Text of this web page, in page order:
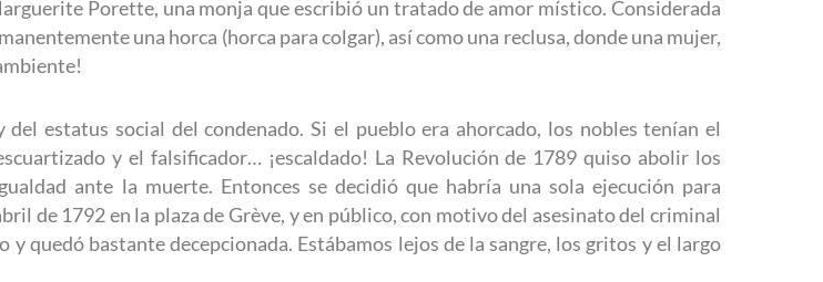
Porette, una monja que escribió un tratado de amor místico. Considerada
una horca (horca para colgar), así como una reclusa, donde una mujer,
estatus social del condenado. Si el pueblo era ahorcado, los nobles tenían el
y el falsificador… ¡escaldado! La Revolución de 1789 quiso abolir los
ante la muerte. Entonces se decidió que habría una sola ejecución para
de 1792 en la plaza de Grève, y en público, con motivo del asesinato del criminal
quedó bastante decepcionada. Estábamos lejos de la sangre, los gritos y el largo